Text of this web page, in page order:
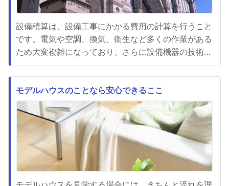
設備積算は、設備工事にかかる費用の計算を行うこと
です。電気や空調、換気、衛生など多くの作業がある
ため大変複雑になっており、さらに設備機器の技術が
高くなっていますから計算には専門的な知識や技術が
必要となってきています。そこで設備積算を専門とす
る会社や専門家などに外注することでコストを抑える
ことができるとともに、正確性や迅速性が確保されま
す。素早く工事費用の内訳...
モデルハウスのことなら安心できるここ